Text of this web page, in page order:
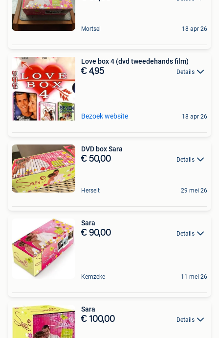
Mortsel 18 apr 26
Love box 4 (dvd tweedehands film)
€ 4,95 Details
Bezoek website 18 apr 26
DVD box Sara
€ 50,00 Details
Herselt 29 mei 26
Sara
€ 90,00 Details
Kemzeke 11 mei 26
Sara
€ 100,00 Details